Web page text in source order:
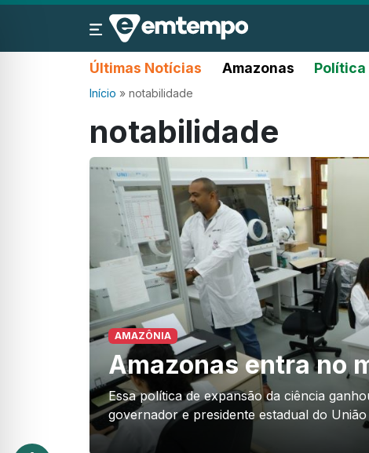
Últimas Notícias Amazonas Política
Início » notabilidade
notabilidade
AMAZÔNIA
Amazonas entra no
Essa política de expansão da ciência
governador e presidente estadual do